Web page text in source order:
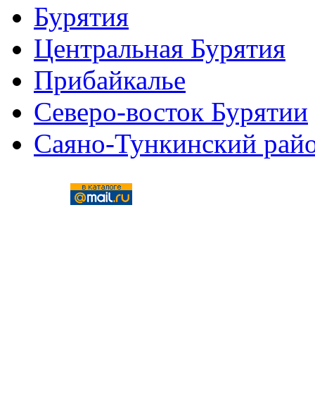
Бурятия
Центральная Бурятия
Прибайкалье
Северо-восток Бурятии
Саяно-Тункинский